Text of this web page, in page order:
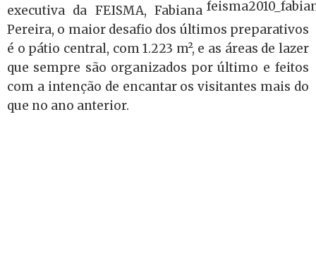
executiva da FEISMA, Fabiana
Pereira, o maior desafio dos últimos preparativos
é o pátio central, com 1.223 m², e as áreas de lazer
que sempre são organizados por último e feitos
com a intenção de encantar os visitantes mais do
que no ano anterior.